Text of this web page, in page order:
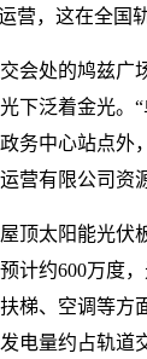
营，这在全国
会处的鸠兹广
下泛着金光。
务中心站点外
营有限公司资
顶太阳能光伏
计约600万度
梯、空调等方
电量约占轨道